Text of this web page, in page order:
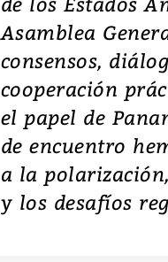
Asamblea
consensos,
cooperación
el papel de
de encuentro
a la
y los desafíos